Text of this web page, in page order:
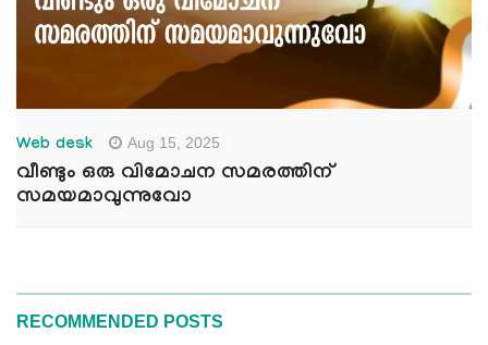
Web desk Aug 15, 2025
വീണ്ടും ഒരു വിമോചന സമരത്തിന്
സമയമാവുന്നുവോ
RECOMMENDED POSTS